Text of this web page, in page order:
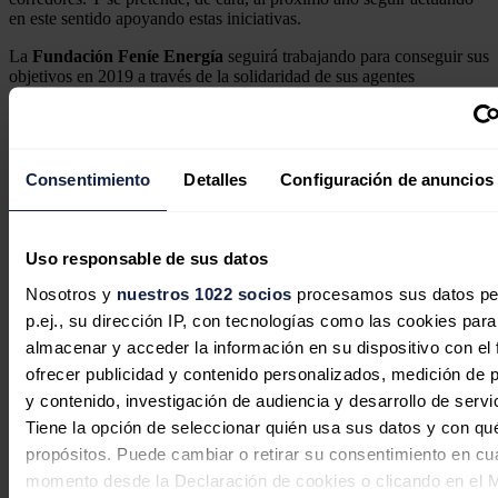
Consentimiento Detalles Configuración de anuncios
Uso responsable de sus datos
Nosotros y nuestros 1022 socios procesamos sus datos
p.ej., su dirección IP, con tecnologías como las cookies para
almacenar y acceder la información en su dispositivo con el
ofrecer publicidad y contenido personalizados, medición de
y contenido, investigación de audiencia y desarrollo de
Tiene la opción de seleccionar quién usa sus datos y con
propósitos. Puede cambiar o retirar su consentimiento en
momento desde la Declaración de cookies o clicando en el
en este sentido apoyando estas iniciativas.
La Fundación Feníe Energía seguirá trabajando para conseguir sus
objetivos en 2019 a través de la solidaridad de sus agentes
energéticos en toda España, así como esforzándose en conseguir un
China busca el pico de emisiones
industriales antes de 2030 con nuevo
plan quinquenal verde
Jaime Santisteban07/08/2026